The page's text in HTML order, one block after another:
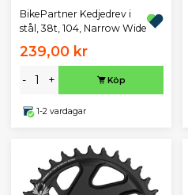
BikePartner Kedjedrev i
stål, 38t, 104, Narrow Wide
239,00 kr
- + Köp
1-2 vardagar